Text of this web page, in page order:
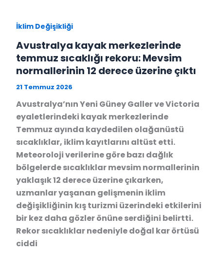
İklim Değişikliği
Avustralya kayak merkezlerinde
temmuz sıcaklığı rekoru: Mevsim
normallerinin 12 derece üzerine çıktı
21 Temmuz 2026
Avustralya’nın Yeni Güney Galler ve Victoria
eyaletlerindeki kayak merkezlerinde
Temmuz ayında kaydedilen olağanüstü
sıcaklıklar, iklim kayıtlarını altüst etti.
Meteoroloji verilerine göre bazı dağlık
bölgelerde sıcaklıklar mevsim normallerinin
yaklaşık 12 derece üzerine çıkarken,
uzmanlar yaşanan gelişmenin iklim
değişikliğinin kış turizmi üzerindeki etkilerini
bir kez daha gözler önüne serdiğini belirtti.
Rekor sıcaklıklar nedeniyle doğal kar örtüsü
ciddi